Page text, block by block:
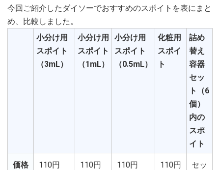
今回ご紹介したダイソーでおすすめのスポイトを表にまと
め、比較しました。
小分け用
スポイト
（3mL）
小分け用
スポイト
（1mL）
小分け用
スポイト
（0.5mL）
化粧用
スポイ
ト
詰め
替え
容器
セッ
ト（6
個）
内の
スポ
イト
価格
110円 110円 110円 110円
セッ